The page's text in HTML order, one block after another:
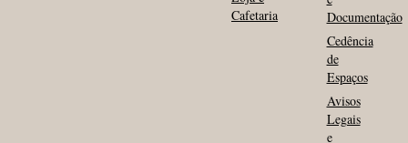
Cafetaria
Documentação
Cedência
de
Espaços
Avisos
Legais
e